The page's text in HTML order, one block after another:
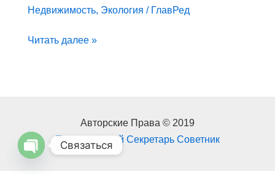
Недвижимость, Экология / ГлавРед
ЖКХ
Вопросы/
Читать далее »
Авторские Права © 2019
Персональный Секретарь Советник
Связаться